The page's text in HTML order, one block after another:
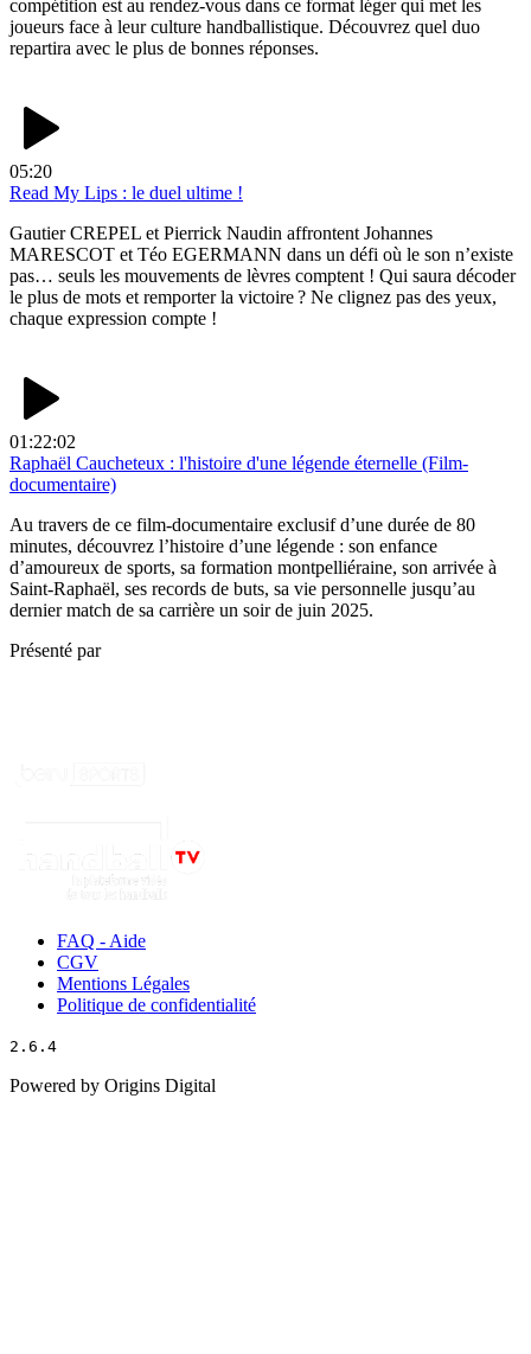
compétition est au rendez-vous dans ce format léger qui met les
joueurs face à leur culture handballistique. Découvrez quel duo
repartira avec le plus de bonnes réponses.
05:20
Read My Lips : le duel ultime !
Gautier CREPEL et Pierrick Naudin affrontent Johannes
MARESCOT et Téo EGERMANN dans un défi où le son n’existe
pas… seuls les mouvements de lèvres comptent ! Qui saura décoder
le plus de mots et remporter la victoire ? Ne clignez pas des yeux,
chaque expression compte !
01:22:02
Raphaël Caucheteux : l'histoire d'une légende éternelle (Film-
documentaire)
Au travers de ce film-documentaire exclusif d’une durée de 80
minutes, découvrez l’histoire d’une légende : son enfance
d’amoureux de sports, sa formation montpelliéraine, son arrivée à
Saint-Raphaël, ses records de buts, sa vie personnelle jusqu’au
dernier match de sa carrière un soir de juin 2025.
Présenté par
FAQ - Aide
CGV
Mentions Légales
Politique de confidentialité
2.6.4
Powered by Origins Digital